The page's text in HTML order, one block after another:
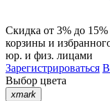
Скидка от 3% до 15%
корзины и
юр. и физ. лицами
Зарегистрироваться
Выбор цвета
xmark